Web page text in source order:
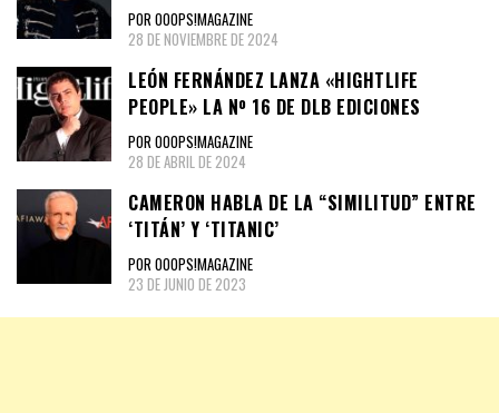
POR OOOPS!MAGAZINE
28 DE NOVIEMBRE DE 2024
LEÓN FERNÁNDEZ LANZA «HIGHTLIFE
PEOPLE» LA Nº 16 DE DLB EDICIONES
POR OOOPS!MAGAZINE
28 DE ABRIL DE 2024
CAMERON HABLA DE LA “SIMILITUD” ENTRE
‘TITÁN’ Y ‘TITANIC’
POR OOOPS!MAGAZINE
23 DE JUNIO DE 2023